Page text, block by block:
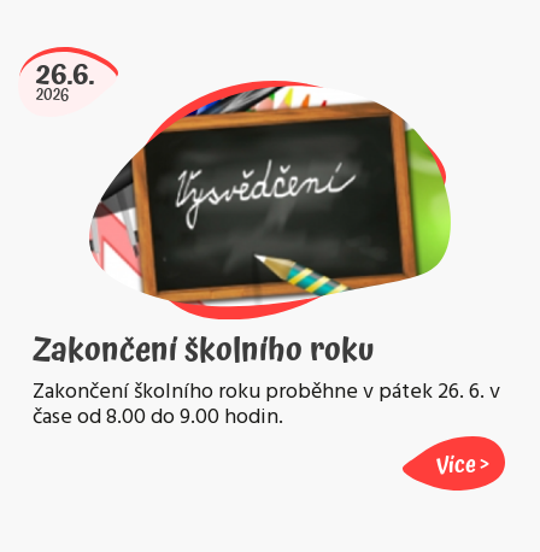
26.6.
2026
Zakončení školního roku
Zakončení školního roku proběhne v pátek 26. 6. v
čase od 8.00 do 9.00 hodin.
Více